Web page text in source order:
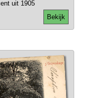
uit 1905
Bekijk